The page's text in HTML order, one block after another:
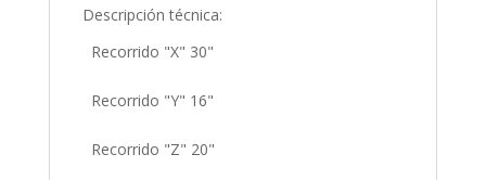
Descripción técnica:
Recorrido "X" 30"
Recorrido "Y" 16"
Recorrido "Z" 20"